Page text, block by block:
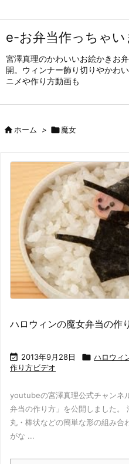
e-お弁当作っちゃい
宮澤真理のかわいいお絵かきお
開。ウィンナー飾り切りやかわ
ニメや作り方動画も
ホーム > 魔女
ハロウィンの魔女弁当の作
 2013年9月28日  ハロウィ
作り方ビデオ
youtubeの宮澤真理公式チャンネ
弁当の作り方」を公開しました。
丸・棒状などの簡単な形の組み合
がな ...